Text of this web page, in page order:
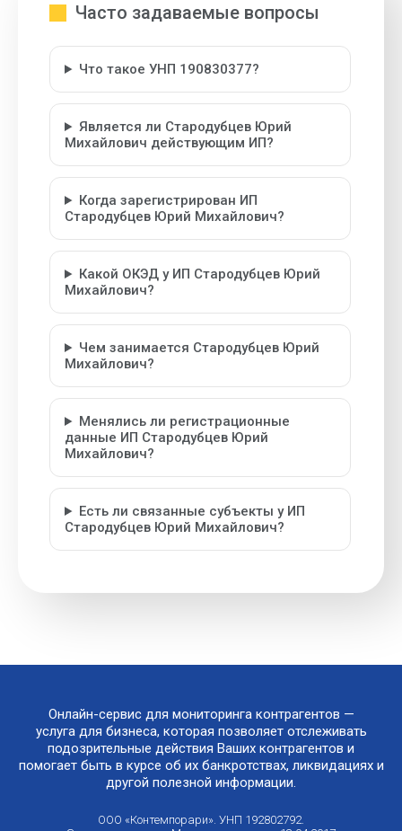
Часто задаваемые вопросы
Что такое УНП 190830377?
Является ли Стародубцев Юрий
Михайлович действующим ИП?
Когда зарегистрирован ИП
Стародубцев Юрий Михайлович?
Какой ОКЭД у ИП Стародубцев Юрий
Михайлович?
Чем занимается Стародубцев Юрий
Михайлович?
Менялись ли регистрационные
данные ИП Стародубцев Юрий
Михайлович?
Есть ли связанные субъекты у ИП
Стародубцев Юрий Михайлович?
Онлайн-сервис для мониторинга контрагентов —
услуга для бизнеса, которая позволяет отслеживать
подозрительные действия Ваших контрагентов и
помогает быть в курсе об их банкротствах, ликвидациях и
другой полезной информации.
ООО «Контемпорари». УНП 192802792.